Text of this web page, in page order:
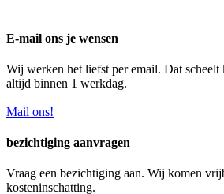
E-mail ons je wensen
Wij werken het liefst per email. Dat scheelt
altijd binnen 1 werkdag.
Mail ons!
bezichtiging aanvragen
Vraag een bezichtiging aan. Wij komen
kosteninschatting.